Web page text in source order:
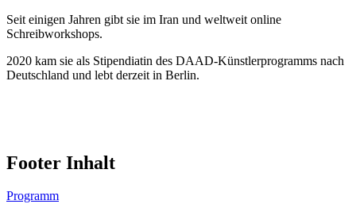
Seit einigen Jahren gibt sie im Iran und weltweit online
Schreibworkshops.
2020 kam sie als Stipendiatin des DAAD-Künstlerprogramms nach
Deutschland und lebt derzeit in Berlin.
Footer Inhalt
Programm